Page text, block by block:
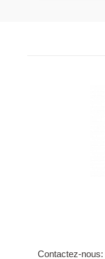
Contactez-nous: